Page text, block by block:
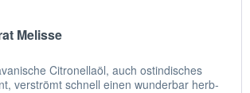
Melisse
Citronellaöl, auch ostindisches
verströmt schnell einen wunderbar herb-